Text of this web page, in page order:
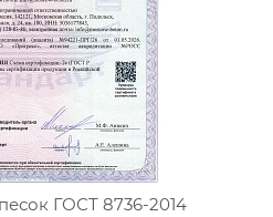
ГОСТ 8736-2014